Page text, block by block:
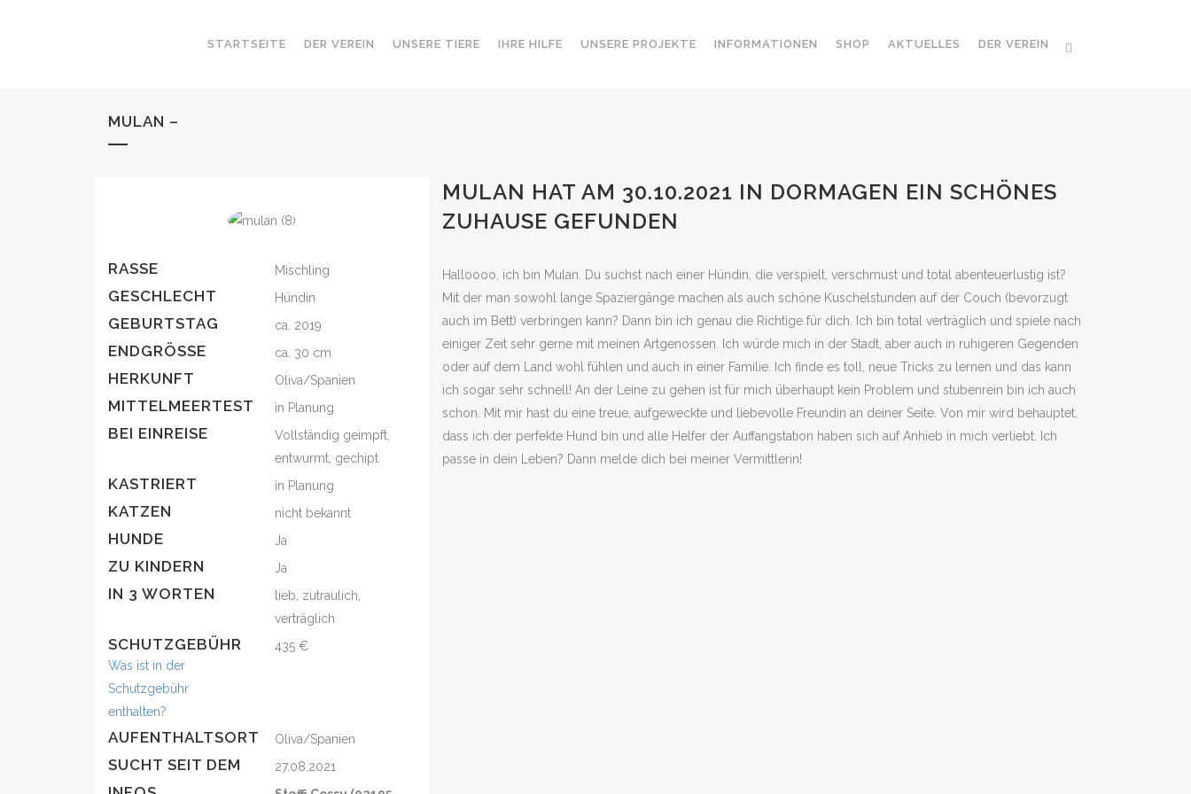
STARTSEITE DER VEREIN UNSERE TIERE IHRE HILFE UNSERE PROJEKTE INFORMATIONEN SHOP AKTUELLES DER VEREIN
MULAN –
RASSE Mischling
GESCHLECHT Hündin
GEBURTSTAG ca. 2019
ENDGRÖSSE ca. 30 cm
HERKUNFT Oliva/Spanien
MITTELMEERTEST in Planung
BEI EINREISE
Vollständig geimpft,
entwurmt, gechipt
KASTRIERT in Planung
KATZEN nicht bekannt
HUNDE Ja
ZU KINDERN Ja
IN 3 WORTEN
lieb, zutraulich,
verträglich
SCHUTZGEBÜHR
Was ist in der
Schutzgebühr
enthalten?
435 €
AUFENTHALTSORT Oliva/Spanien
SUCHT SEIT DEM 27.08.2021
MULAN HAT AM 30.10.2021 IN DORMAGEN EIN SCHÖNES
ZUHAUSE GEFUNDEN
Halloooo, ich bin Mulan. Du suchst nach einer Hündin, die verspielt, verschmust und total abenteuerlustig ist?
Mit der man sowohl lange Spaziergänge machen als auch schöne Kuschelstunden auf der Couch (bevorzugt
auch im Bett) verbringen kann? Dann bin ich genau die Richtige für dich. Ich bin total verträglich und spiele nach
einiger Zeit sehr gerne mit meinen Artgenossen. Ich würde mich in der Stadt, aber auch in ruhigeren Gegenden
oder auf dem Land wohl fühlen und auch in einer Familie. Ich finde es toll, neue Tricks zu lernen und das kann
ich sogar sehr schnell! An der Leine zu gehen ist für mich überhaupt kein Problem und stubenrein bin ich auch
schon. Mit mir hast du eine treue, aufgeweckte und liebevolle Freundin an deiner Seite. Von mir wird behauptet,
dass ich der perfekte Hund bin und alle Helfer der Auffangstation haben sich auf Anhieb in mich verliebt. Ich
passe in dein Leben? Dann melde dich bei meiner Vermittlerin!